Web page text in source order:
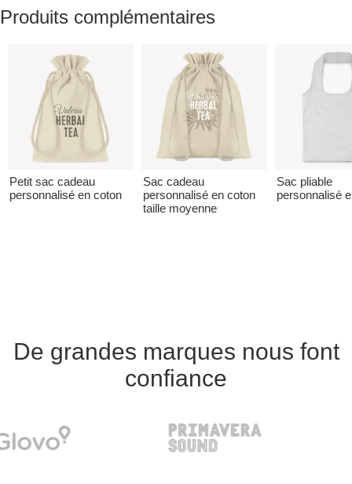
Produits complémentaires
Petit sac cadeau
personnalisé en coton
Sac cadeau
personnalisé en coton
taille moyenne
Sac pliable
personnalisé
De grandes marques nous font
confiance